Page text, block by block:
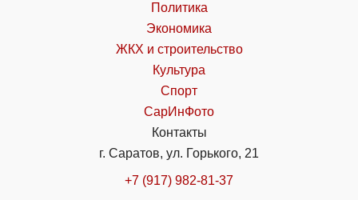
Политика
Экономика
ЖКХ и строительство
Культура
Спорт
СарИнФото
Контакты
г. Саратов, ул. Горького, 21
+7 (917) 982-81-37